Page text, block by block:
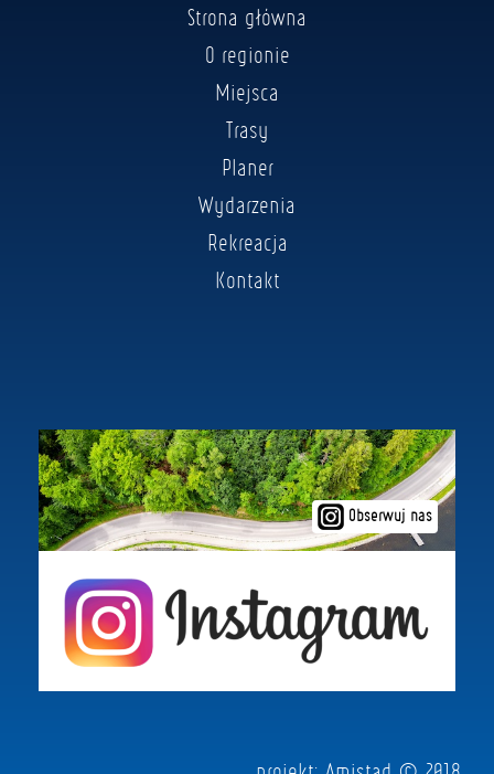
Strona główna
O regionie
Miejsca
Trasy
Planer
Wydarzenia
Rekreacja
Kontakt
Obserwuj nas